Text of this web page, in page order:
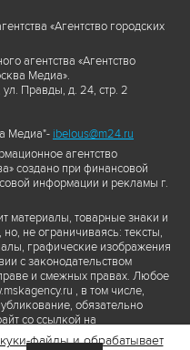
«Агентство городских
агентства «Агентство
Медиа».
Правды, д. 24, стр. 2
Медиа"- ibelous@m24.ru
агентство
создано при финансовой
информации и рекламы г.
материалы, товарные знаки и
не ограничиваясь: тексты,
графические изображения
с законодательством
и смежных правах. Любое
, в том числе,
обязательно
со ссылкой на
а также гиперссылкой на сайт
файлы и обрабатывает